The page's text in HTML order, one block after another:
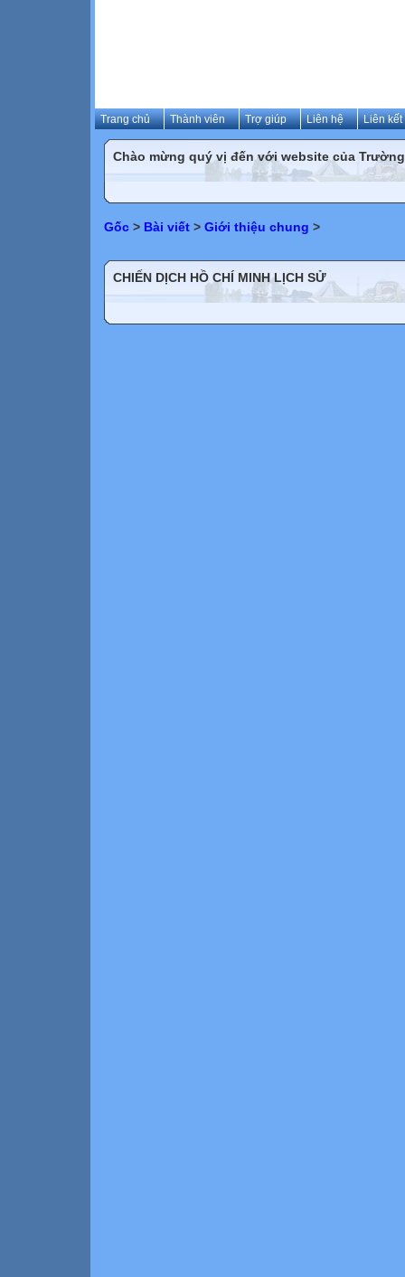
Trang chủ Thành viên Trợ giúp Liên hệ Liên kết
Chào mừng quý vị đến với website của Trường
Gốc > Bài viết > Giới thiệu chung >
CHIẾN DỊCH HỒ CHÍ MINH LỊCH SỬ